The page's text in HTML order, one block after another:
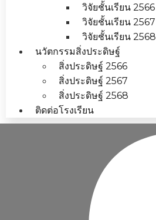
วิจัยชั้นเรียน 2566
วิจัยชั้นเรียน 2567
วิจัยชั้นเรียน 2568
นวัตกรรมสิ่งประดิษฐ์
สิ่งประดิษฐ์ 2566
สิ่งประดิษฐ์ 2567
สิ่งประดิษฐ์ 2568
ติดต่อโรงเรียน